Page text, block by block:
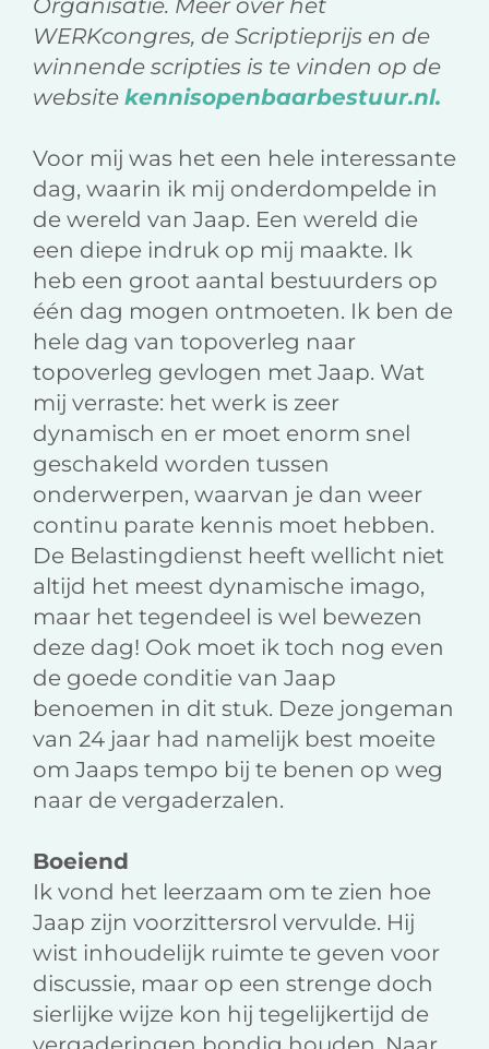
Organisatie. Meer over het
WERKcongres, de Scriptieprijs en de
winnende scripties is te vinden op de
website kennisopenbaarbestuur.nl.
Voor mij was het een hele interessante
dag, waarin ik mij onderdompelde in
de wereld van Jaap. Een wereld die
een diepe indruk op mij maakte. Ik
heb een groot aantal bestuurders op
één dag mogen ontmoeten. Ik ben de
hele dag van topoverleg naar
topoverleg gevlogen met Jaap. Wat
mij verraste: het werk is zeer
dynamisch en er moet enorm snel
geschakeld worden tussen
onderwerpen, waarvan je dan weer
continu parate kennis moet hebben.
De Belastingdienst heeft wellicht niet
altijd het meest dynamische imago,
maar het tegendeel is wel bewezen
deze dag! Ook moet ik toch nog even
de goede conditie van Jaap
benoemen in dit stuk. Deze jongeman
van 24 jaar had namelijk best moeite
om Jaaps tempo bij te benen op weg
naar de vergaderzalen.
Boeiend
Ik vond het leerzaam om te zien hoe
Jaap zijn voorzittersrol vervulde. Hij
wist inhoudelijk ruimte te geven voor
discussie, maar op een strenge doch
sierlijke wijze kon hij tegelijkertijd de